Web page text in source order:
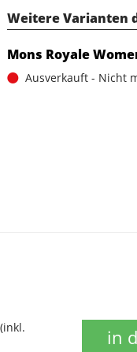
Weitere Varianten
Mons Royale
Ausverkauft - Nicht
in